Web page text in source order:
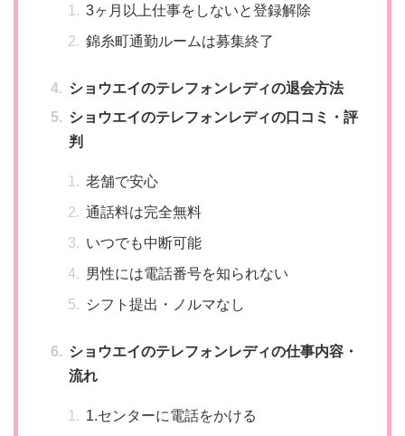
3ヶ月以上仕事をしないと登録解除
錦糸町通勤ルームは募集終了
ショウエイのテレフォンレディの退会方法
ショウエイのテレフォンレディの口コミ・評
判
老舗で安心
通話料は完全無料
いつでも中断可能
男性には電話番号を知られない
シフト提出・ノルマなし
ショウエイのテレフォンレディの仕事内容・
流れ
1.センターに電話をかける